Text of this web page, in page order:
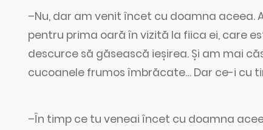
–Nu, dar am venit încet cu doamna aceea.
pentru prima oară în vizită la fiica ei, care
descurce să găsească ieșirea. Și am mai
cucoanele frumos îmbrăcate… Dar ce-i cu
–În timp ce tu veneai încet cu doamna